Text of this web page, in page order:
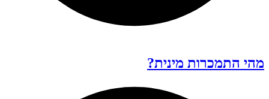
מהי התמכרות מינית?